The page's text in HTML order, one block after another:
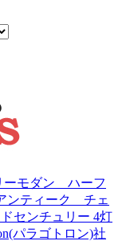
ーモダン ハーフ
ンティーク チェ
センチュリー 4灯
パラゴトロン)社